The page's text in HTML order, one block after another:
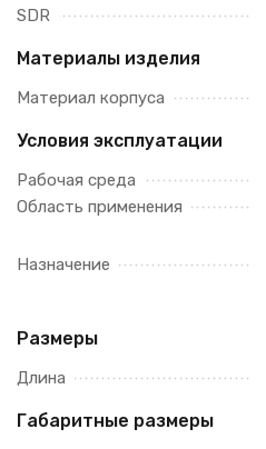
SDR
Материалы изделия
Материал корпуса
Условия эксплуатации
Рабочая среда
Область применения
Назначение
Размеры
Длина
Габаритные размеры